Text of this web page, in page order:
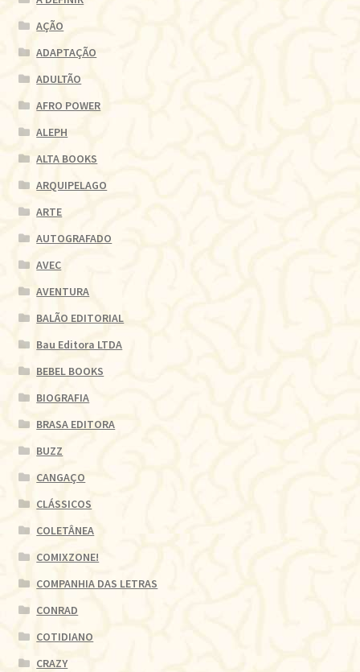
AÇÃO
ADAPTAÇÃO
ADULTÃO
AFRO POWER
ALEPH
ALTA BOOKS
ARQUIPELAGO
ARTE
AUTOGRAFADO
AVEC
AVENTURA
BALÃO EDITORIAL
Bau Editora LTDA
BEBEL BOOKS
BIOGRAFIA
BRASA EDITORA
BUZZ
CANGAÇO
CLÁSSICOS
COLETÂNEA
COMIXZONE!
COMPANHIA DAS LETRAS
CONRAD
COTIDIANO
CRAZY